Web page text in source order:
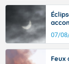
07/
Feux